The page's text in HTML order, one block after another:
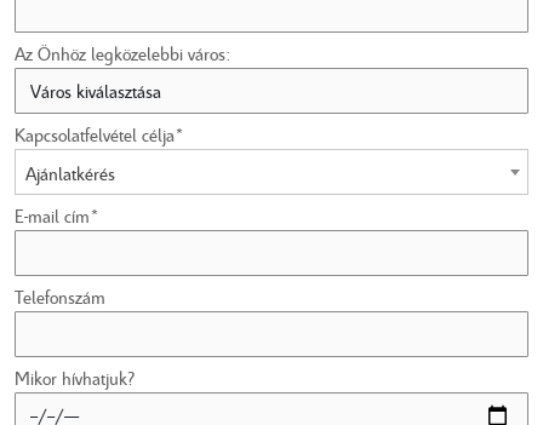
Az Önhöz legközelebbi város:
Kapcsolatfelvétel célja*
Ajánlatkérés
E-mail cím*
Telefonszám
Mikor hívhatjuk?